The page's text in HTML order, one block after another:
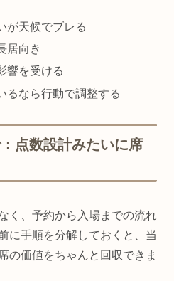
が天候でブレる
居向き
響を受ける
るなら行動で調整する
点数設計みたいに席
く、予約から入場までの流れ
に手順を分解しておくと、当
の価値をちゃんと回収できま